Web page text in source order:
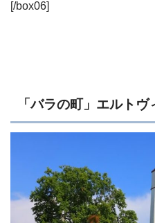
[/box06]
「バラの町」エルトヴ